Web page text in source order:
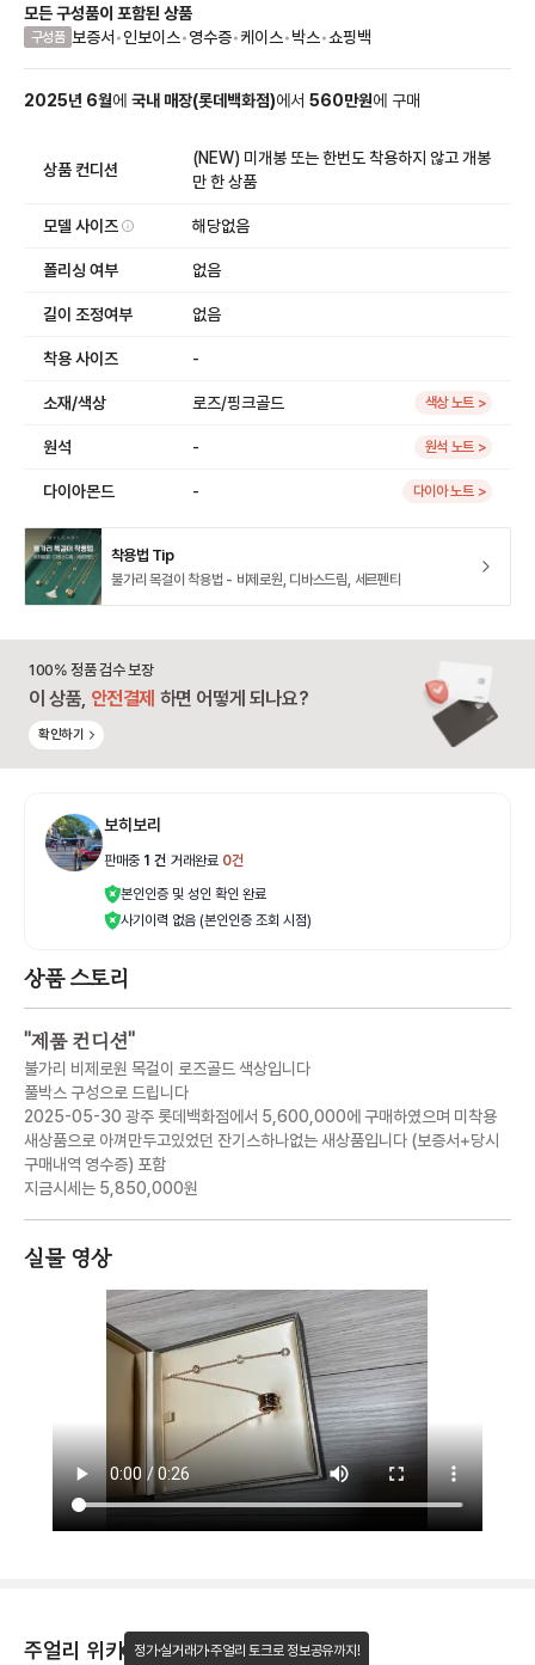
모든 구성품이 포함된 상품
구성품 보증서 •인보이스•영수증•케이스•박스•쇼핑백
2025년 6월에 국내 매장(롯데백화점)에서 560만원에 구매
상품 컨디션
(NEW) 미개봉 또는 한번도 착용하지 않고 개봉
만 한 상품
모델 사이즈 해당없음
폴리싱 여부 없음
길이 조정여부 없음
착용 사이즈 -
소재/색상 로즈/핑크골드 색상 노트 >
원석 - 원석 노트 >
다이아몬드 - 다이아 노트 >
착용법 Tip
불가리 목걸이 착용법 - 비제로원, 디바스드림, 세르펜티
100% 정품 검수 보장
이 상품, 안전결제 하면 어떻게 되나요?
확인하기
보히보리
판매중 1 건 거래완료 0건
본인인증 및 성인 확인 완료
사기이력 없음 (본인인증 조회 시점)
상품 스토리
"제품 컨디션"
불가리 비제로원 목걸이 로즈골드 색상입니다
풀박스 구성으로 드립니다
2025-05-30 광주 롯데백화점에서 5,600,000에 구매하였으며 미착용
새상품으로 아껴만두고있었던 잔기스하나없는 새상품입니다 (보증서+당시
구매내역 영수증) 포함
지금시세는 5,850,000원
실물 영상
주얼리 위키 정가·실거래가·주얼리 토크로 정보공유까지!